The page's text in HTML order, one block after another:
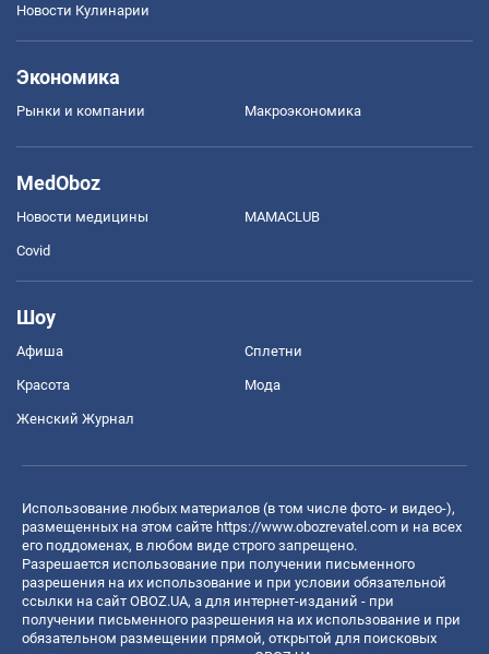
Новости Кулинарии
Экономика
Рынки и компании Mакроэкономика
MedOboz
Новости медицины MAMACLUB
Covid
Шоу
Афиша Сплетни
Красота Мода
Женский Журнал
Использование любых материалов (в том числе фото- и видео-),
размещенных на этом сайте https://www.obozrevatel.com и на всех
его поддоменах, в любом виде строго запрещено.
Разрешается использование при получении письменного
разрешения на их использование и при условии обязательной
ссылки на сайт OBOZ.UA, а для интернет-изданий - при
получении письменного разрешения на их использование и при
обязательном размещении прямой, открытой для поисковых